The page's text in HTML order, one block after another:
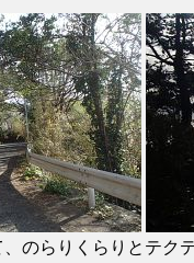
のらりくらりとテク